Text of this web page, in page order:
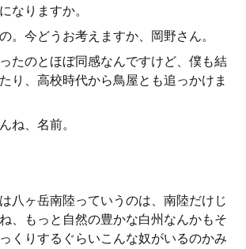
なりますか。
。今どうお考えますか、岡野さん。
たのとほぼ同感なんですけど、僕も結
り、高校時代から鳥屋とも追っかけま
ね、名前。
八ヶ岳南陸っていうのは、南陸だけじ
、もっと自然の豊かな白州なんかもそ
くりするぐらいこんな奴がいるのかみ